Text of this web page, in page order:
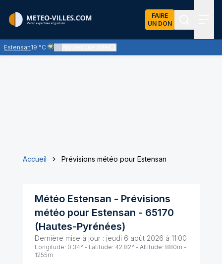
FAIRE
UN DON
Estensan19 °C
Ciel voilé par des nuages d'altitude, ternissant plus ou
Accueil Prévisions météo pour Estensan
Météo Estensan - Prévisions
météo pour Estensan - 65170
(Hautes-Pyrénées)
Dernière mise à jour : jeudi 6 août 2026 à 11:00
Longitude: 0.34° - Latitude: 42.82° - Altitude: 880m -
1255m